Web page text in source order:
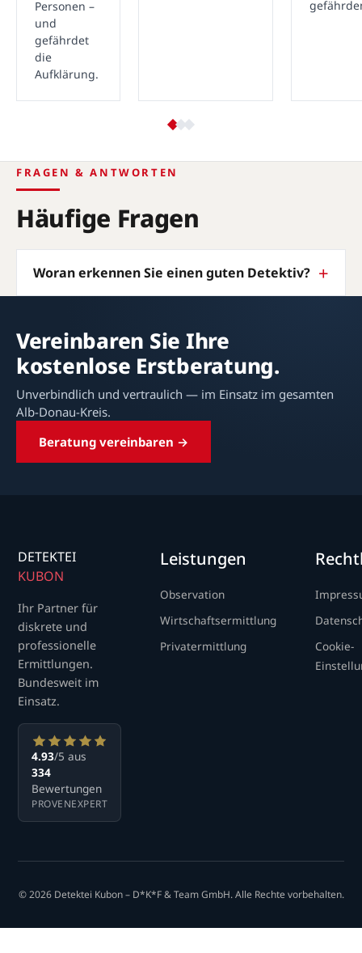
Personen –
und
gefährdet
die
Aufklärung.
FRAGEN & ANTWORTEN
Häufige Fragen
Woran erkennen Sie einen guten Detektiv?
Vereinbaren Sie Ihre
kostenlose Erstberatung.
Unverbindlich und vertraulich — im Einsatz im gesamten
Alb-Donau-Kreis.
Beratung vereinbaren →
DETEKTEI
KUBON
Ihr Partner für
diskrete und
professionelle
Ermittlungen.
Bundesweit im
Einsatz.
4.93/5 aus
334
Bewertungen
PROVENEXPERT
Leistungen
Observation
Wirtschaftsermittlung
Privatermittlung
Cookie-
© 2026 Detektei Kubon – D*K*F & Team GmbH. Alle Rechte vorbehalten.